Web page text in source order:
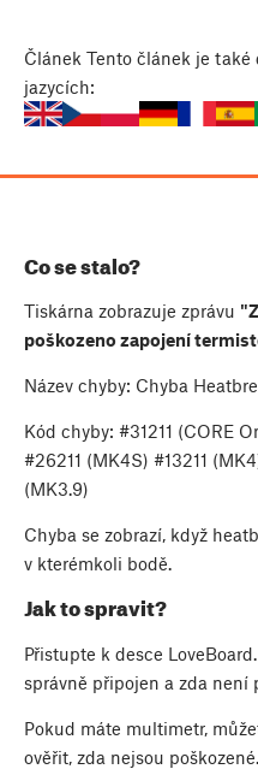
Článek Tento článek je
jazycích:
Co se stalo?
Tiskárna zobrazuje zprávu
poškozeno zapojení
Název chyby: Chyba
Kód chyby: #31211 (CORE
#26211 (MK4S) #13211
(MK3.9)
Chyba se zobrazí, když
v kterémkoli bodě.
Jak to spravit?
Přistupte k desce
správně připojen a zda není
Pokud máte multimetr,
ověřit, zda nejsou